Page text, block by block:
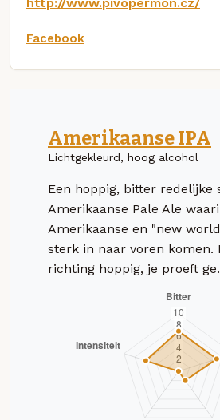
Facebook
Amerikaanse IPA
Lichtgekleurd, hoog alcohol
Een hoppig, bitter redelijke
Amerikaanse Pale Ale
Amerikaanse en "new
sterk in naar voren komen.
richting hoppig, je proeft